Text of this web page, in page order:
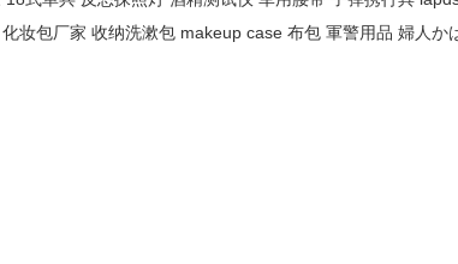
化妆包厂家 收纳洗漱包 makeup case 布包 軍警用品 婦人か